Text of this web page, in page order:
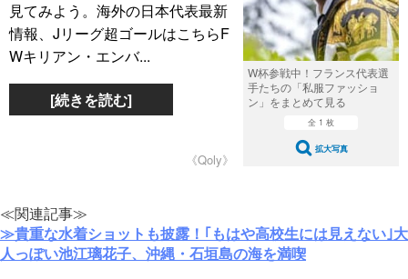
話題
ファッション
デザイン
写真
動画
社会
政治
ハウツー
W杯参戦中！フランス代表選
手たちの「私服ファッショ
ン」をまとめて見る
全 1 枚
拡大写真
見てみよう。海外の日本代表最新
情報、Jリーグ超ゴールはこちらF
Wキリアン・エンバ...
[続きを読む]
《Qoly》
≪関連記事≫
≫貴重な水着ショットも披露！｢もはや高校生には見えない｣大
人っぽい池江璃花子、沖縄・石垣島の海を満喫